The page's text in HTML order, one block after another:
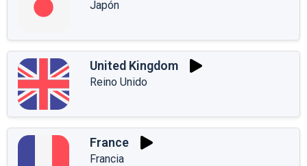
Japón
United Kingdom
Reino Unido
France
Francia